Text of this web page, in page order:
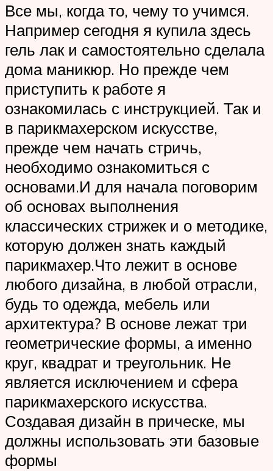
Все мы, когда то, чему то учимся.
Например сегодня я купила здесь
гель лак и самостоятельно сделала
дома маникюр. Но прежде чем
приступить к работе я
ознакомилась с инструкцией. Так и
в парикмахерском искусстве,
прежде чем начать стричь,
необходимо ознакомиться с
основами.И для начала поговорим
об основах выполнения
классических стрижек и о методике,
которую должен знать каждый
парикмахер.Что лежит в основе
любого дизайна, в любой отрасли,
будь то одежда, мебель или
архитектура? В основе лежат три
геометрические формы, а именно
круг, квадрат и треугольник. Не
является исключением и сфера
парикмахерского искусства.
Создавая дизайн в прическе, мы
должны использовать эти базовые
формы